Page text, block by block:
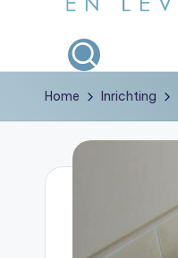
t
u
over
leven
Home Inrichting